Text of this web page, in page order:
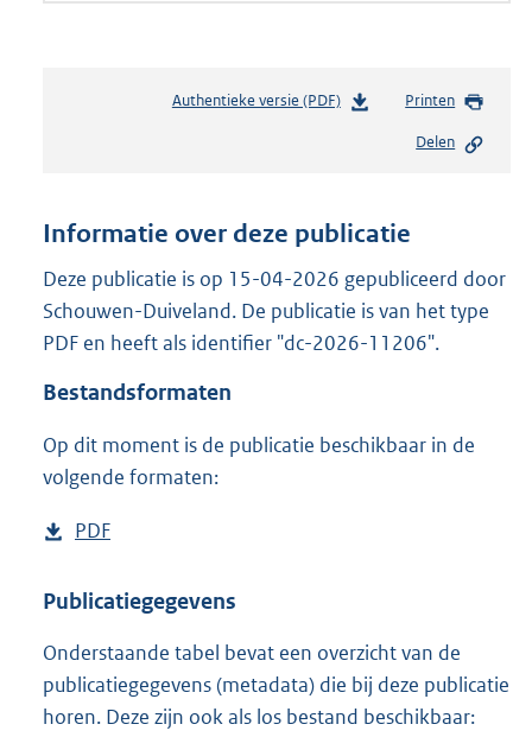
Authentieke versie (PDF)b
n
s
g
r
o
e
n
Printen
Delen
Informatie over deze publicatie
Deze publicatie is op 15-04-2026 gepubliceerd door
Schouwen-Duiveland. De publicatie is van het type
PDF en heeft als identifier "dc-2026-11206".
Bestandsformaten
Op dit moment is de publicatie beschikbaar in de
volgende formaten:
D
w
l
o
a
PDF
s
a
n
d
Publicatiegegevens
Onderstaande tabel bevat een overzicht van de
publicatiegegevens (metadata) die bij deze publicatie
horen. Deze zijn ook als los bestand beschikbaar: